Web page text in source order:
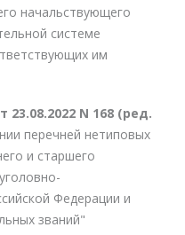
начальствующего
системе
им
N 168 (ред.
перечней нетиповых
и старшего
Федерации и
званий"